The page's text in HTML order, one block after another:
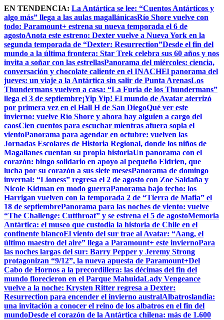
Skip
to
content
EN TENDENCIA: La Antártica se lee: “Cuentos Antárticos y
algo más” llega a las aulas magallánicasRío Shore vuelve con
todo: Paramount+ estrena su nueva temporada el 6 de
agostoAnota este estreno: Dexter vuelve a Nueva York en la
segunda temporada de “Dexter: Resurrection”Desde el fin del
mundo a la última frontera: Star Trek celebra sus 60 años y nos
invita a soñar con las estrellasPanorama del miércoles: ciencia,
conversación y chocolate caliente en el INACHEl panorama del
jueves: un viaje a la Antártica sin salir de Punta ArenasLos
Thundermans vuelven a casa: “La Furia de los Thundermans”
llega el 3 de septiembre¡Yip Yip! El mundo de Avatar aterrizó
por primera vez en el Hall H de San DiegoQué ver este
invierno: vuelve Río Shore y ahora hay alguien a cargo del
caosCien cuentos para escuchar mientras afuera sopla el
vientoPanorama para agendar en octubre: vuelven las
Jornadas Escolares de Historia Regional, donde los niños de
Magallanes cuentan su propia historiaUn panorama con el
corazón: bingo solidario en apoyo al pequeño Eidrien, que
lucha por su corazón a sus siete mesesPanorama de domingo
invernal: “Lioness” regresa el 2 de agosto con Zoe Saldaña y
Nicole Kidman en modo guerraPanorama bajo techo: los
Harrigan vuelven con la temporada 2 de “Tierra de Mafia” el
18 de septiembrePanorama para las noches de viento: vuelve
“The Challenge: Cutthroat” y se estrena el 5 de agostoMemoria
Antártica: el museo que custodia la historia de Chile en el
continente blancoEl viento del sur trae al Avatar: “Aang, el
último maestro del aire” llega a Paramount+ este inviernoPara
las noches largas del sur: Barry Pepper y Jeremy Strong
protagonizan “9/12”, la nueva apuesta de Paramount+Del
Cabo de Hornos a la precordillera: las décimas del fin del
mundo florecieron en el Parque MahuidaLady Vengeance
vuelve a la noche: Krysten Ritter regresa a Dexter:
Resurrection para encender el invierno australAlbatroslandia:
una invitación a conocer el reino de los albatros en el fin del
mundoDesde el corazón de la Antártica chilena: más de 1.600